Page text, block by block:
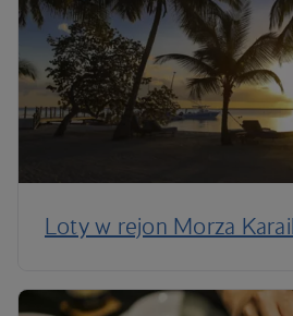
Loty w rejon Morza